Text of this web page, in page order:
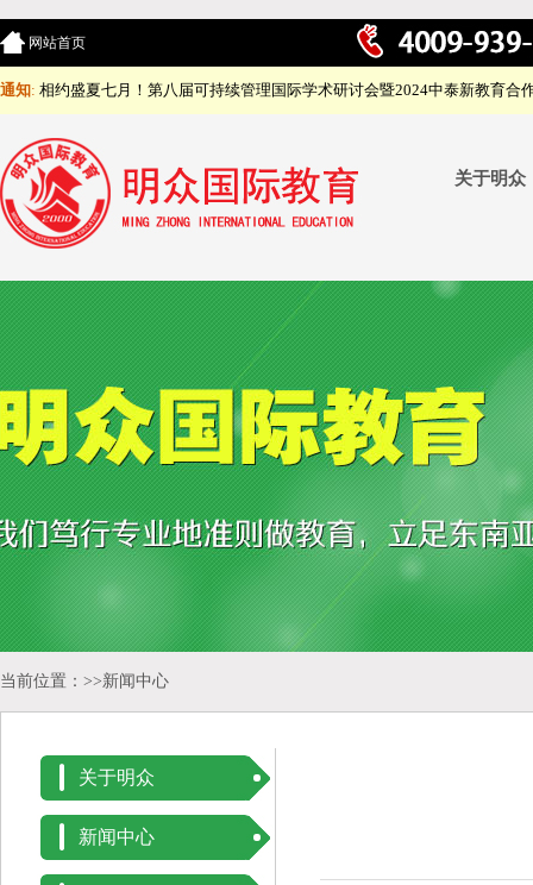
网站首页
通知: 相约盛夏七月！第八届可持续管理国际学术研讨会暨2024中泰新教育合
关于明众
当前位置：>>新闻中心
关于明众
新闻中心